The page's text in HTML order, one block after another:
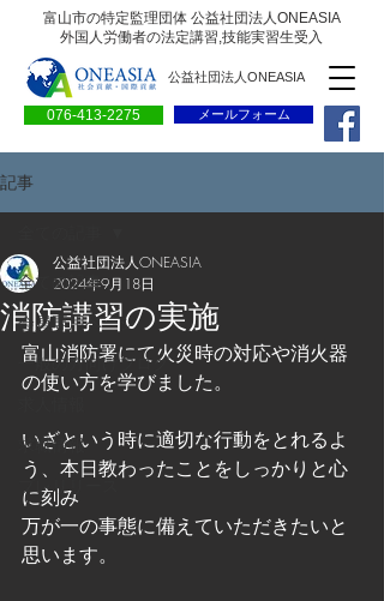
富山市の特定監理団体 公益社団法人ONEASIA
外国人労働者の法定講習,技能実習生受入
076-413-2275
公益社団法人ONEASIA
メールフォーム
記事
全ての記事
会員専用ページ
一般の方向けブログ
求職情報
プレリリース
消防講習の実施
公益社団法人ONEASIA
2024年9月18日
富山消防署にて火災時の対応や消火器
の使い方を学びました。
いざという時に適切な行動をとれるよ
う、本日教わったことをしっかりと心
に刻み
万が一の事態に備えていただきたいと
思います。